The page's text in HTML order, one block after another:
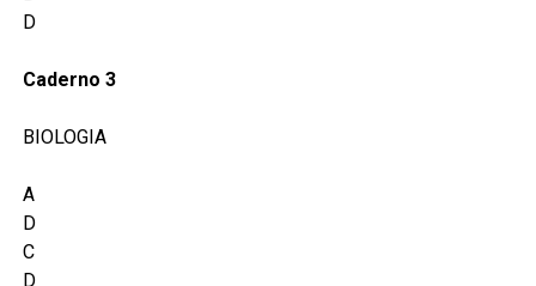
D
Caderno 3
BIOLOGIA
A
D
C
D